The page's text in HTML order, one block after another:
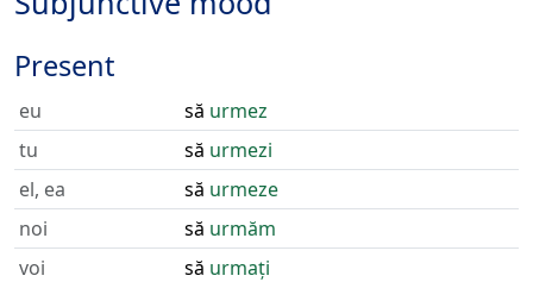
Present
eu să urmez
tu
să urmezi
el, ea
să urmeze
noi
să urmăm
voi
să urmați